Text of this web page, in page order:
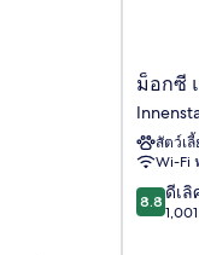
ม็
อกซี
แฟ
รงก์เฟิร์
ซิตี้
เซ็นเตอ
ม็อกซี
สัตว์เ
Wi-Fi
8.8
จาก
8.8 ดีเลิ